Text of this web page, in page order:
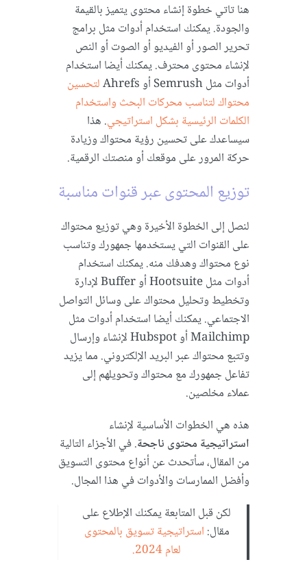
هنا تاتي خطوة إنشاء محتوى يتميز بالقيمة
والجودة. يمكنك استخدام أدوات مثل برامج
تحرير الصور أو الفيديو أو الصوت أو النص
لإنشاء محتوى محترف. يمكنك أيضا استخدام
أدوات مثل Semrush أو Ahrefs
لتحسين
محتواك لتناسب محركات البحث واستخدام
الكلمات الرئيسية بشكل استراتيجي. هذا
سيساعدك على تحسين رؤية محتواك وزيادة
حركة المرور على موقعك أو منصتك الرقمية.
توزيع المحتوى عبر قنوات مناسبة
لنصل إلى الخطوة الأخيرة وهي توزيع محتواك
على القنوات التي يستخدمها جمهورك وتناسب
نوع محتواك وهدفك منه. يمكنك استخدام
أدوات مثل Hootsuite أو Buffer لإدارة
وتخطيط وتحليل محتواك على وسائل التواصل
الاجتماعي. يمكنك أيضا استخدام أدوات مثل
Mailchimp أو Hubspot لإنشاء وإرسال
وتتبع محتواك عبر البريد الإلكتروني. مما يزيد
تفاعل جمهورك مع محتواك وتحويلهم إلى
عملاء مخلصين.
هذه هي الخطوات الأساسية لإنشاء
استراتيجية محتوى ناجحة. في الأجزاء التالية
من المقال، سأتحدث عن أنواع محتوى التسويق
وأفضل الممارسات والأدوات في هذا المجال.
لكن قبل المتابعة يمكنك الإطلاع على
مقال: استراتيجية تسويق بالمحتوى
لعام 2024.